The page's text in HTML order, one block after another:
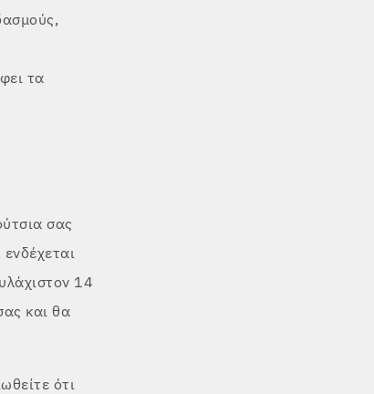
τα
σας
14
και θα
ότι